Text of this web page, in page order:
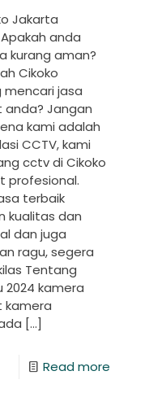
Jakarta
anda
kurang aman?
Cikoko
jasa
Jangan
kami adalah
CCTV, kami
cctv di Cikoko
profesional.
terbaik
kualitas dan
dan juga
ragu, segera
Tentang
2024 kamera
kamera
[…]
Read more